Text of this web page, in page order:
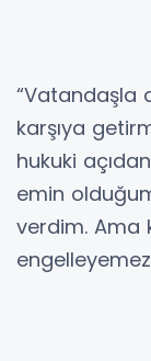
“Vatandaşla
karşıya
hukuki
emin
verdim. Ama